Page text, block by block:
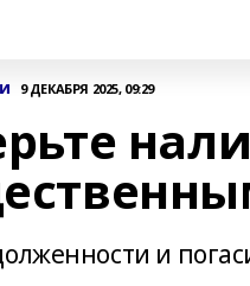
9 ДЕКАБРЯ 2025, 09:29
и